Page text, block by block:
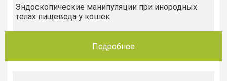
Эндоскопические манипуляции при инородных
телах пищевода у кошек
Подробнее